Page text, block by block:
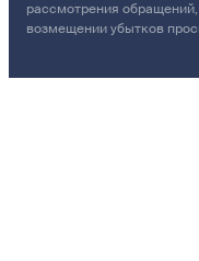
рассмотрения
возмещении убытков